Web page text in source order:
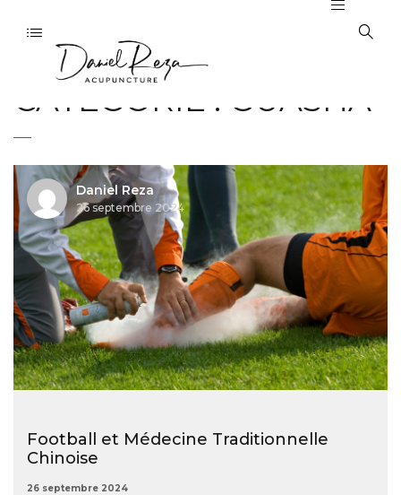
CATÉGORIE : GUASHA
Daniel Reza
26 septembre 2024
Football et Médecine Traditionnelle
Chinoise
26 septembre 2024